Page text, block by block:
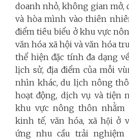
doanh nhỏ, không gian mở,
và hòa mình vào thiên
điểm tiêu biểu ở khu vực
văn hóa xã hội và văn hóa
thể hiện đặc tính đa dạng
lịch sử, địa điểm của mỗi
nhìn khác, du lịch nông
hoạt động, dịch vụ và tiện
khu vực nông thôn nhằm
kinh tế, văn hóa, xã hội ở
ứng nhu cầu trải nghiệm